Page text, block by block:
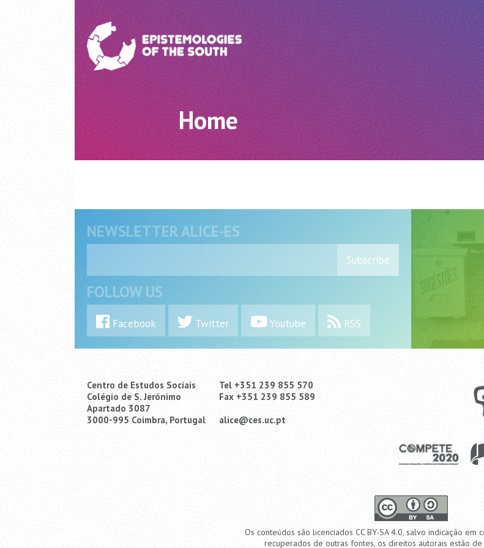
Home
NEWSLETTER ALICE-ES
Subscribe
FOLLOW US
Facebook Twitter Youtube RSS
Centro de Estudos Sociais
Colégio de S. Jerónimo
Apartado 3087
3000-995 Coimbra, Portugal
Tel +351 239 855 570
Fax +351 239 855 589
alice@ces.uc.pt
Os conteúdos são licenciados CC BY-SA 4.0, salvo indicação em
recuperados de outras fontes, os direitos autorais estão